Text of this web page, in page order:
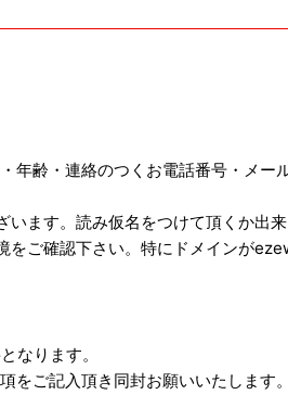
年齢・連絡のつくお電話番号・メ
ます。読み仮名をつけて頂くか出
ご確認下さい。特にドメインが
なります。
をご記入頂き同封お願いいたします。